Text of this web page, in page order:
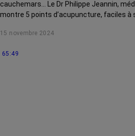
cauchemars... Le Dr Philippe Jeannin,
montre 5 points d’acupuncture, faciles
traitements.
15 novembre 2024
65:49